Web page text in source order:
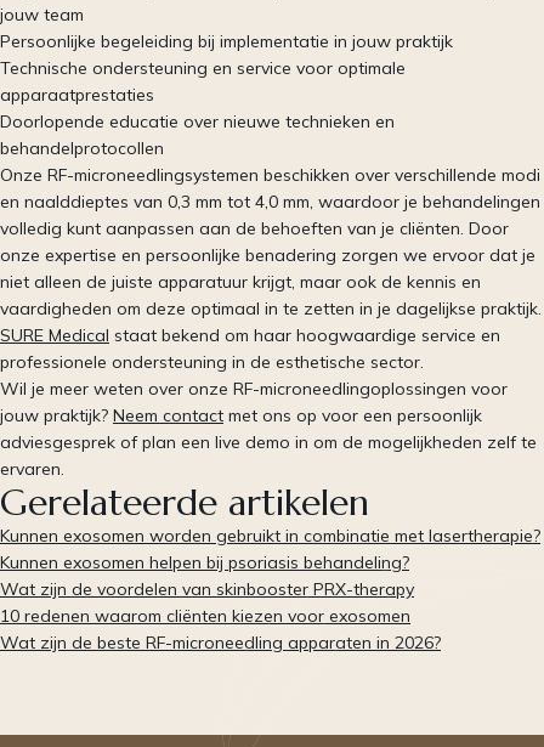
jouw team
Persoonlijke begeleiding bij implementatie in jouw praktijk
Technische ondersteuning en service voor optimale
apparaatprestaties
Doorlopende educatie over nieuwe technieken en
behandelprotocollen
Onze RF-microneedlingsystemen beschikken over verschillende modi
en naalddieptes van 0,3 mm tot 4,0 mm, waardoor je behandelingen
volledig kunt aanpassen aan de behoeften van je cliënten. Door
onze expertise en persoonlijke benadering zorgen we ervoor dat je
niet alleen de juiste apparatuur krijgt, maar ook de kennis en
vaardigheden om deze optimaal in te zetten in je dagelijkse praktijk.
SURE Medical staat bekend om haar hoogwaardige service en
professionele ondersteuning in de esthetische sector.
Wil je meer weten over onze RF-microneedlingoplossingen voor
jouw praktijk? Neem contact met ons op voor een persoonlijk
adviesgesprek of plan een live demo in om de mogelijkheden zelf te
ervaren.
Gerelateerde artikelen
Kunnen exosomen worden gebruikt in combinatie met lasertherapie?
Kunnen exosomen helpen bij psoriasis behandeling?
Wat zijn de voordelen van skinbooster PRX-therapy
10 redenen waarom cliënten kiezen voor exosomen
Wat zijn de beste RF-microneedling apparaten in 2026?